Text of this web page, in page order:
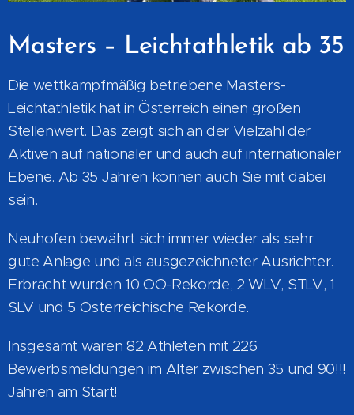
Masters – Leichtathletik ab 35
Die wettkampfmäßig betriebene Masters-
Leichtathletik hat in Österreich einen großen
Stellenwert. Das zeigt sich an der Vielzahl der
Aktiven auf nationaler und auch auf internationaler
Ebene. Ab 35 Jahren können auch Sie mit dabei
sein.
Neuhofen bewährt sich immer wieder als sehr
gute Anlage und als ausgezeichneter Ausrichter.
Erbracht wurden 10 OÖ-Rekorde, 2 WLV, STLV, 1
SLV und 5 Österreichische Rekorde.
Insgesamt waren 82 Athleten mit 226
Bewerbsmeldungen im Alter zwischen 35 und 90!!!
Jahren am Start!